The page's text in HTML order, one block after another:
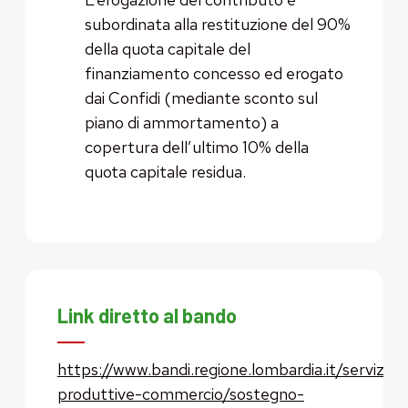
subordinata alla restituzione del 90%
della quota capitale del
finanziamento concesso ed erogato
dai Confidi (mediante sconto sul
piano di ammortamento) a
copertura dell’ultimo 10% della
quota capitale residua.
Link diretto al bando
https://www.bandi.regione.lombardia.it/
produttive-commercio/sostegno-